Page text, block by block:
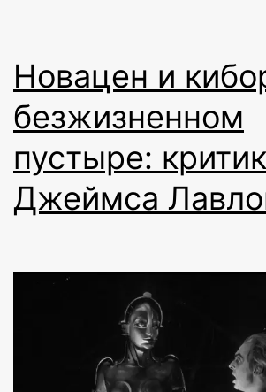
Новацен и
безжизненном
пустыре:
Джеймса